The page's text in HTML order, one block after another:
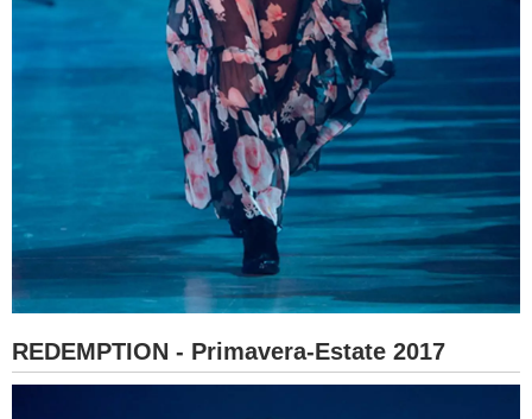
REDEMPTION - Primavera-Estate 2017